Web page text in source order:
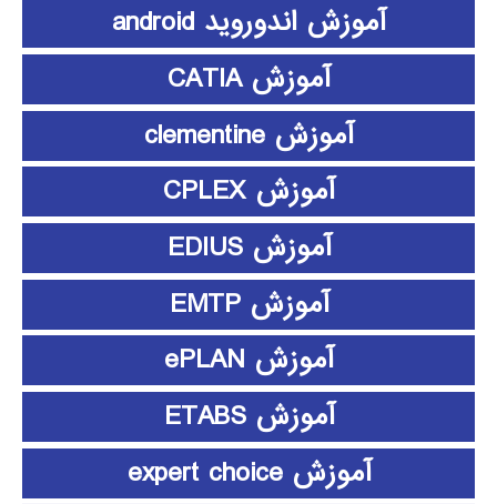
آموزش اندوروید android
آموزش CATIA
آموزش clementine
آموزش CPLEX
آموزش EDIUS
آموزش EMTP
آموزش ePLAN
آموزش ETABS
آموزش expert choice